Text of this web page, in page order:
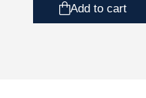
Add to cart